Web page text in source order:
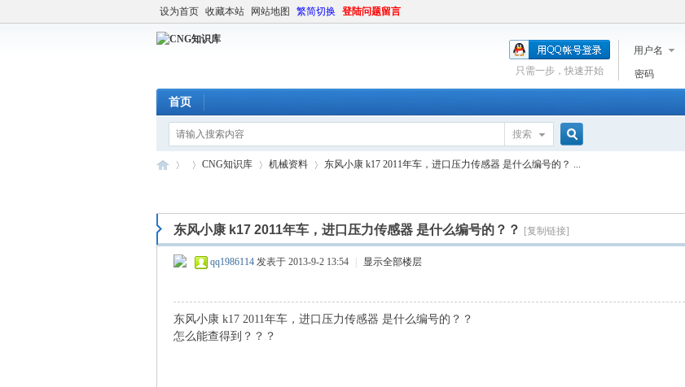
设为首页 收藏本站 网站地图 繁简切换 登陆问题留言
用户名
密码
只需一步，快速开始
首页
搜索
索
C » ›
CNG知识库
›
机械资料
›
东风小康 k17 2011年车，进口压力传感器 是什么编号的？ ...
东风小康 k17 2011年车，进口压力传感器 是什么编号的？？ [复制链接]
qq1986114 发表于 2013-9-2 13:54 显示全部楼层
东风小康 k17 2011年车，进口压力传感器 是什么编号的？？
怎么能查得到？？？